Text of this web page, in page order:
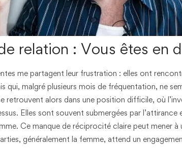
relation : Vous êtes en
me partagent leur frustration : elles ont
qui, malgré plusieurs mois de fréquentation, ne
retrouvent alors dans une position difficile, où
Elles sont souvent submergées par l’attirance
Ce manque de réciprocité claire peut mener
généralement la femme, attend un